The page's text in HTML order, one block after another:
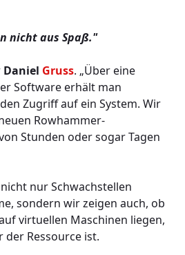
nicht aus Spaß."
Daniel Gruss. „Über eine
Software erhält man
Zugriff auf ein System. Wir
Rowhammer-
Stunden oder sogar Tagen
nur Schwachstellen
sondern wir zeigen auch, ob
virtuellen Maschinen liegen,
Ressource ist.